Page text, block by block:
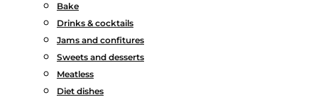
Bake
Drinks & cocktails
Jams and confitures
Sweets and desserts
Meatless
Diet dishes